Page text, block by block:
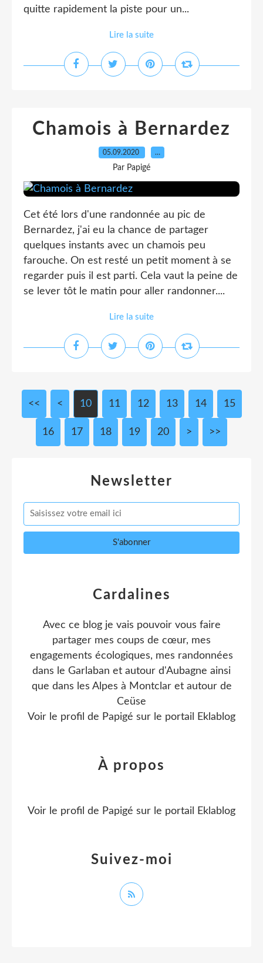
quitte rapidement la piste pour un...
Lire la suite
Chamois à Bernardez
05.09.2020 …
Par Papigé
Cet été lors d'une randonnée au pic de
Bernardez, j'ai eu la chance de partager
quelques instants avec un chamois peu
farouche. On est resté un petit moment à se
regarder puis il est parti. Cela vaut la peine de
se lever tôt le matin pour aller randonner....
Lire la suite
<< < 10 11 12 13 14 15
16 17 18 19 20 30
40
50
> >>
Newsletter
Cardalines
Avec ce blog je vais pouvoir vous faire
partager mes coups de cœur, mes
engagements écologiques, mes randonnées
dans le Garlaban et autour d'Aubagne ainsi
que dans les Alpes à Montclar et autour de
Ceüse
Voir le profil de Papigé sur le portail Eklablog
Suivez-moi
À propos
Voir le profil de Papigé sur le portail Eklablog